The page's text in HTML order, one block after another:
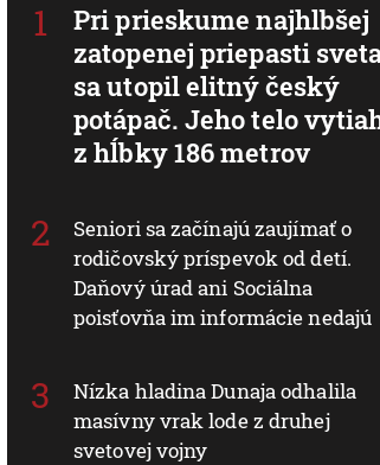
Pri prieskume najhlbšej
zatopenej priepasti
sa utopil elitný český
potápač. Jeho telo
z hĺbky 186 metrov
Seniori sa začínajú zaujímať o
rodičovský príspevok od detí.
Daňový úrad ani Sociálna
poisťovňa im informácie nedajú
Nízka hladina Dunaja odhalila
masívny vrak lode z druhej
svetovej vojny